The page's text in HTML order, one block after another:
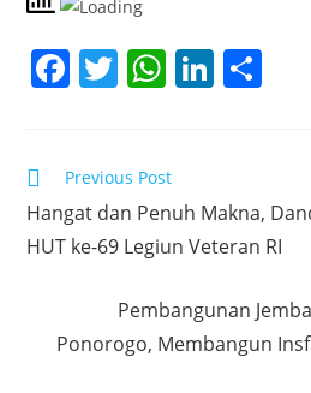
F
e
b
o
k
T
er
W
s
A
p
p
Li
dI
n
Read
articles
Previous Post
Hangat dan Penuh Makna,
HUT ke-69 Legiun Veteran RI
Pembangunan
Ponorogo, Membangun